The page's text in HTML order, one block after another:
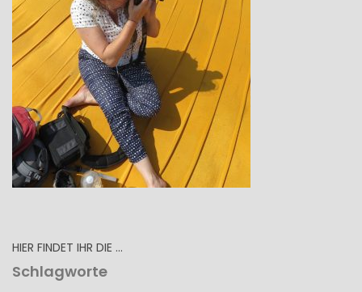
HIER FINDET IHR DIE …
Schlagworte